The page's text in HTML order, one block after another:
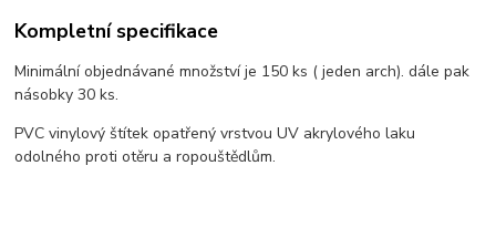
Kompletní specifikace
Minimální objednávané množství je 150 ks ( jeden arch). dále pak
násobky 30 ks.
PVC vinylový štítek opatřený vrstvou UV akrylového laku
odolného proti otěru a ropouštědlům.